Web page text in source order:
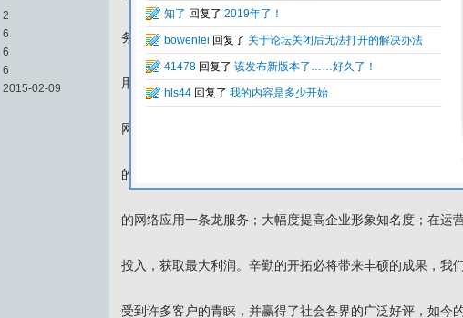
2
6
6
6
2015-02-09
务器、网站建设以及渠道代理合作。域名实时在线注册、虚
用国际领先的自主技术，使个人及企业可以在低成本、高效
网络平台，从而大大降低了个人及企业信息化的门槛。我们
的专业技术和资深人员组成，凭借自身的专业技术、资深人
的网络应用一条龙服务；大幅度提高企业形象知名度；在运
投入，获取最大利润。辛勤的开拓必将带来丰硕的成果，我
受到许多客户的青睐，并赢得了社会各界的广泛好评，如今